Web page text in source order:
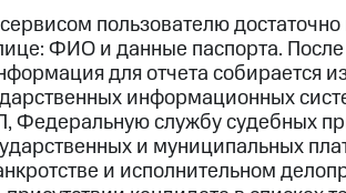
пользователю
ФИО и данные паспорта.
для отчета собирается
информационных
Федеральную службу судебных
и муниципальных
и исполнительном